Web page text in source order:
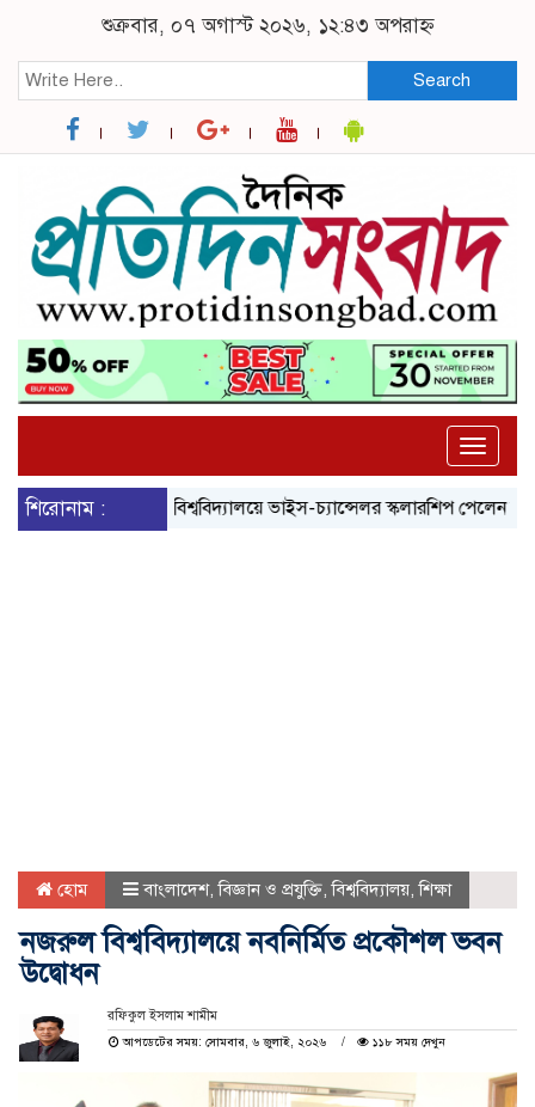
শুক্রবার, ০৭ অগাস্ট ২০২৬, ১২:৪৩ অপরাহ্ন
Search
Toggle
শিরোনাম :ব্রুনেল বিশ্ববিদ্যালয়ে ভাইস-চ্যান্সেলর স্কলারশিপ পেলেন নজরুল
হোম বাংলাদেশ,বিজ্ঞান ও প্রযুক্তি ,বিশ্ববিদ্যালয় ,শিক্ষা
নজরুল বিশ্ববিদ্যালয়ে নবনির্মিত প্রকৌশল ভবন
উদ্বোধন
রফিকুল ইসলাম শামীম
আপডেটের সময়: সোমবার, ৬ জুলাই, ২০২৬
১১৮ সময় দেখুন